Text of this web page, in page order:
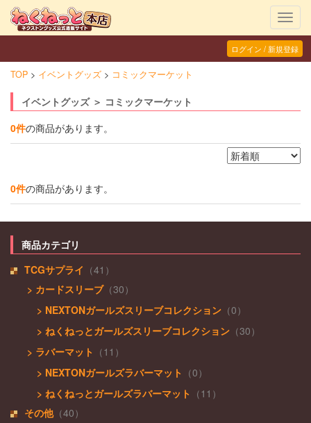
ログイン / 新規登録
TOP イベントグッズ コミックマーケット
イベントグッズ ＞ コミックマーケット
0件の商品があります。
0件の商品があります。
商品カテゴリ
TCGサプライ （41）
> カードスリーブ（30）
> NEXTONガールズスリーブコレクション （0）
> ねくねっとガールズスリーブコレクション （30）
> ラバーマット （11）
> NEXTONガールズラバーマット （0）
> ねくねっとガールズラバーマット （11）
その他（40）